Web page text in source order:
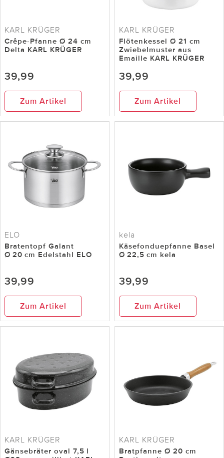
KARL KRÜGER
Crêpe-Pfanne Ø 24 cm
Delta KARL KRÜGER
39,99
Zum Artikel
KARL KRÜGER
Flötenkessel Ø 21 cm
Zwiebelmuster aus
Emaille KARL KRÜGER
39,99
Zum Artikel
ELO
Bratentopf Galant
Ø 20 cm Edelstahl ELO
39,99
Zum Artikel
kela
Käsefonduepfanne Basel
Ø 22,5 cm kela
39,99
Zum Artikel
KARL KRÜGER
Gänsebräter oval 7,5 l
KARL KRÜGER
Bratpfanne Ø 20 cm